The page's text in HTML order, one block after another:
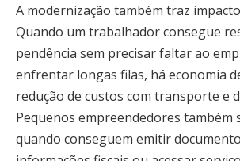
A modernização também traz
Quando um trabalhador consegue
pendência sem precisar faltar ao
enfrentar longas filas, há economia
redução de custos com transporte e
Pequenos empreendedores também
quando conseguem emitir